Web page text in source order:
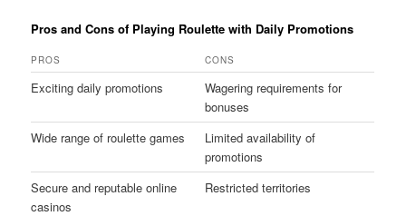
Pros and Cons of Playing Roulette with Daily Promotions
PROS CONS
Exciting daily promotions
Wagering requirements for
bonuses
Wide range of roulette games
Limited availability of
promotions
Secure and reputable online
casinos
Restricted territories